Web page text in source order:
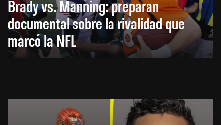
Brady vs. Manning: preparan
documental sobre la rivalidad que
marcó la NFL